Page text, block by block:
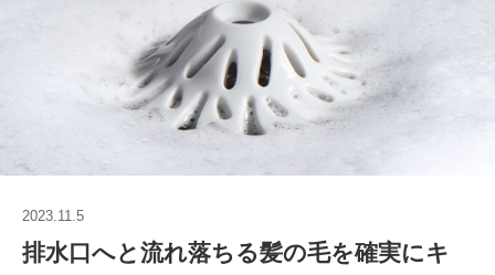
2023.11.5
排水口へと流れ落ちる髪の毛を確実にキ